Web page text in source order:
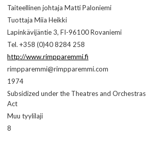
Taiteellinen johtaja Matti Paloniemi
Tuottaja Miia Heikki
Lapinkävijäntie 3, FI-96100 Rovaniemi
Tel. +358 (0)40 8284 258
http://www.rimpparemmi.fi
rimpparemmi@rimpparemmi.com
1974
Subsidized under the Theatres and Orchestras
Act
Muu tyylilaji
8